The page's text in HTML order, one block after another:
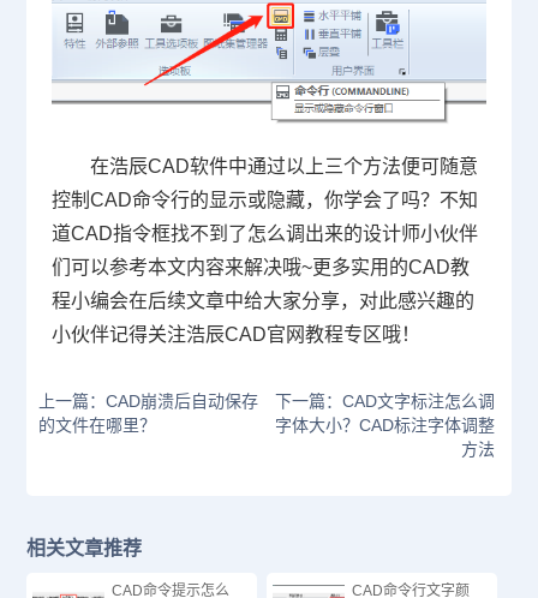
在浩辰CAD软件中通过以上三个方法便可随意
控制CAD命令行的显示或隐藏，你学会了吗？不知
道CAD指令框找不到了怎么调出来的设计师小伙伴
们可以参考本文内容来解决哦~更多实用的CAD教
程小编会在后续文章中给大家分享，对此感兴趣的
小伙伴记得关注浩辰CAD官网教程专区哦！
上一篇：CAD崩溃后自动保存
的文件在哪里？
下一篇：CAD文字标注怎么调
字体大小？CAD标注字体调整
方法
相关文章推荐
CAD命令提示怎么 CAD命令行文字颜